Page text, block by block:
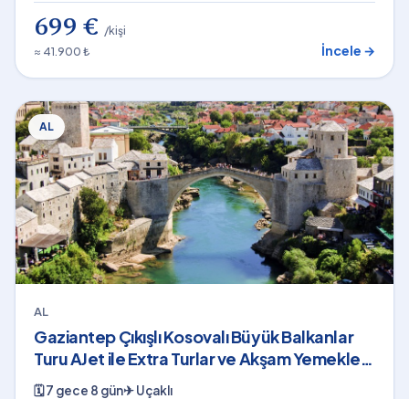
699 € /kişi
≈ 41.900 ₺
İncele →
AL
AL
Gaziantep Çıkışlı Kosovalı Büyük Balkanlar
Turu AJet ile Extra Turlar ve Akşam Yemekleri
Dahil 7 Gece
🗓7 gece 8 gün✈Uçaklı